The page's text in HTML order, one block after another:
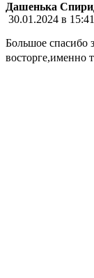
Дашенька
30.01.2024 в 15:41
Большое спасибо
восторге,именно